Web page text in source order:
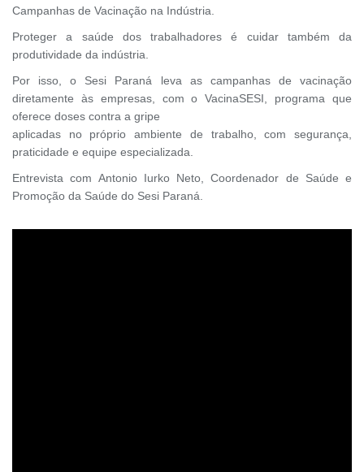
Campanhas de Vacinação na Indústria.
Proteger a saúde dos trabalhadores é cuidar também da
produtividade da indústria.
Por isso, o Sesi Paraná leva as campanhas de vacinação
diretamente às empresas, com o VacinaSESI, programa que
oferece doses contra a gripe
aplicadas no próprio ambiente de trabalho, com segurança,
praticidade e equipe especializada.
Entrevista com Antonio Iurko Neto, Coordenador de Saúde e
Promoção da Saúde do Sesi Paraná.